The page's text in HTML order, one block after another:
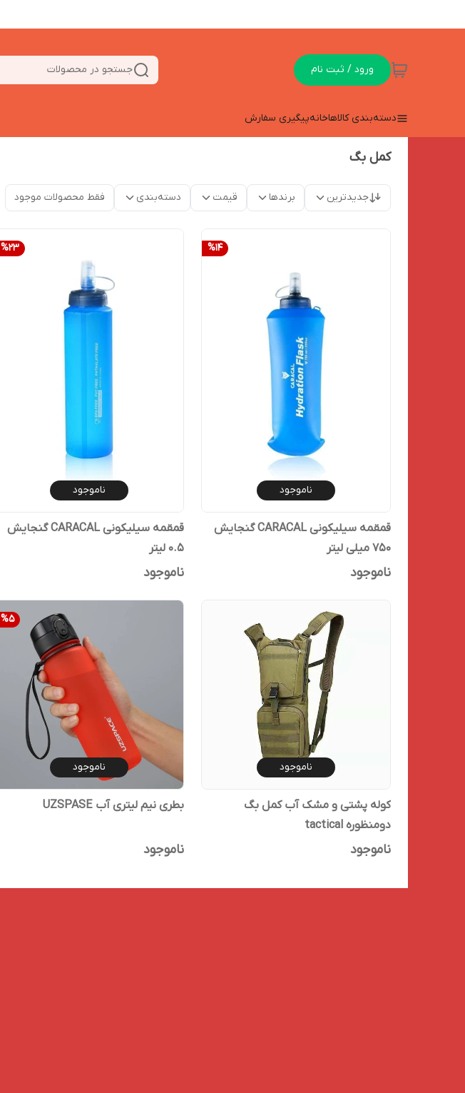
ورود / ثبت نام جستجو در محصولات
دسته‌بندی کالاهاخانهپیگیری سفارش
کمل بگ
جدیدترین برندها قیمت دسته‌بندی فقط محصولات موجود
%14
ناموجود
قمقمه سیلیکونی CARACAL گنجایش
750 میلی لیتر
ناموجود
%23
ناموجود
قمقمه سیلیکونی CARACAL گنجایش
0.5 لیتر
ناموجود
ناموجود
کوله پشتی و مشک آب کمل بگ
دومنظوره tactical
ناموجود
%5
ناموجود
بطری نیم لیتری آب UZSPASE
ناموجود